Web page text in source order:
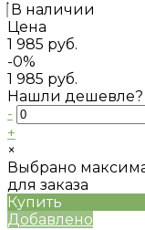
В наличии
Цена
1 985 руб.
-0%
1 985 руб.
Нашли дешевле?
-
+
×
Выбрано
для заказа
Купить
Добавлено